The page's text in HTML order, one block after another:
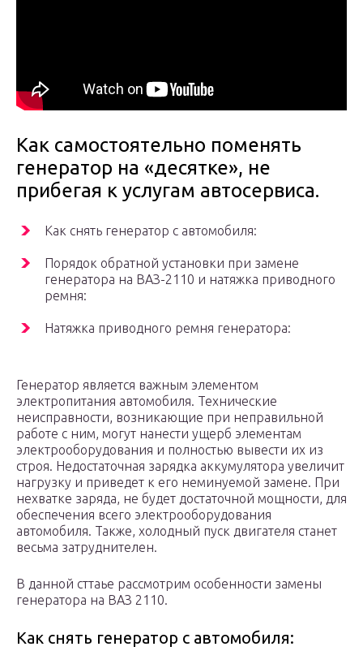
Как самостоятельно поменять
генератор на «десятке», не
прибегая к услугам автосервиса.
Как снять генератор с автомобиля:
Порядок обратной установки при замене
генератора на ВАЗ-2110 и натяжка приводного
ремня:
Натяжка приводного ремня генератора:
Генератор является важным элементом
электропитания автомобиля. Технические
неисправности, возникающие при неправильной
работе с ним, могут нанести ущерб элементам
электрооборудования и полностью вывести их из
строя. Недостаточная зарядка аккумулятора увеличит
нагрузку и приведет к его неминуемой замене. При
нехватке заряда, не будет достаточной мощности, для
обеспечения всего электрооборудования
автомобиля. Также, холодный пуск двигателя станет
весьма затруднителен.
В данной сттаье рассмотрим особенности замены
генератора на ВАЗ 2110.
Как снять генератор с автомобиля: